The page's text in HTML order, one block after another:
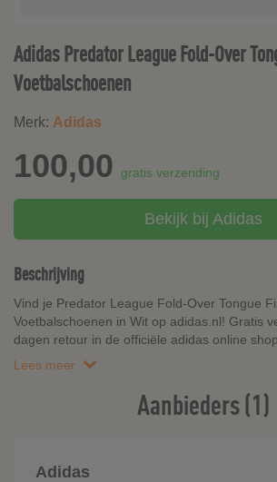
Adidas Predator League Fold-Over
Voetbalschoenen
Merk: Adidas
100,00 gratis verzending
Bekijk bij Adidas
Beschrijving
Vind je Predator League Fold-Over Tongue
Voetbalschoenen in Wit op adidas.nl! Gratis
dagen retour in de officiële adidas online shop.
Lees meer
Aanbieders (1)
Adidas